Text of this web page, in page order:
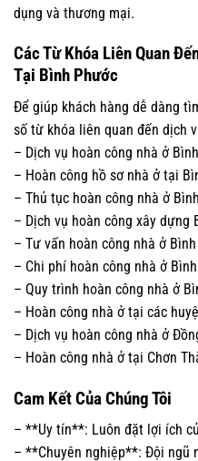
dụng và thương mại.
Các Từ Khóa Liên Quan
Tại Bình Phước
Để giúp khách hàng dễ dàng
số từ khóa liên quan đến dịch
– Dịch vụ hoàn công nhà ở
– Hoàn công hồ sơ nhà ở tại
– Thủ tục hoàn công nhà ở
– Dịch vụ hoàn công xây dựng
– Tư vấn hoàn công nhà ở
– Chi phí hoàn công nhà ở
– Quy trình hoàn công nhà ở
– Hoàn công nhà ở tại các
– Dịch vụ hoàn công nhà ở
– Hoàn công nhà ở tại Chơn
Cam Kết Của Chúng Tôi
– **Uy tín**: Luôn đặt lợi ích
– **Chuyên nghiệp**: Đội ngũ